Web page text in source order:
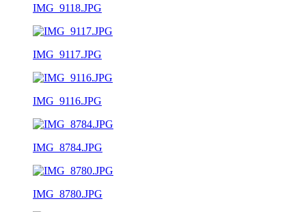
IMG_9118.JPG
IMG_9117.JPG
IMG_9116.JPG
IMG_8784.JPG
IMG_8780.JPG